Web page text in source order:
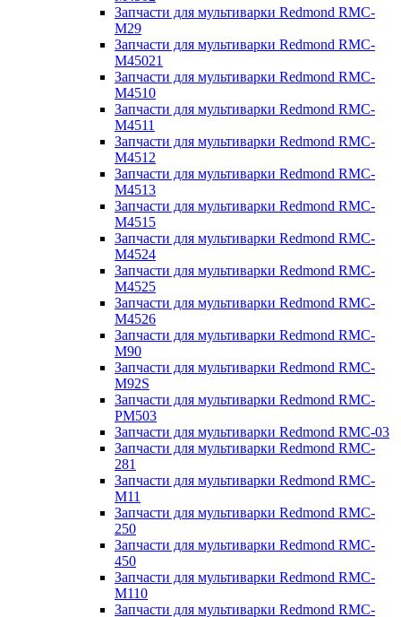
Запчасти для мультиварки Redmond RMC-
M29
Запчасти для мультиварки Redmond RMC-
M45021
Запчасти для мультиварки Redmond RMC-
M4510
Запчасти для мультиварки Redmond RMC-
M4511
Запчасти для мультиварки Redmond RMC-
M4512
Запчасти для мультиварки Redmond RMC-
M4513
Запчасти для мультиварки Redmond RMC-
M4515
Запчасти для мультиварки Redmond RMC-
M4524
Запчасти для мультиварки Redmond RMC-
M4525
Запчасти для мультиварки Redmond RMC-
M4526
Запчасти для мультиварки Redmond RMC-
M90
Запчасти для мультиварки Redmond RMC-
M92S
Запчасти для мультиварки Redmond RMC-
PM503
Запчасти для мультиварки Redmond RMC-03
Запчасти для мультиварки Redmond RMC-
281
Запчасти для мультиварки Redmond RMC-
M11
Запчасти для мультиварки Redmond RMC-
250
Запчасти для мультиварки Redmond RMC-
450
Запчасти для мультиварки Redmond RMC-
M110
Запчасти для мультиварки Redmond RMC-